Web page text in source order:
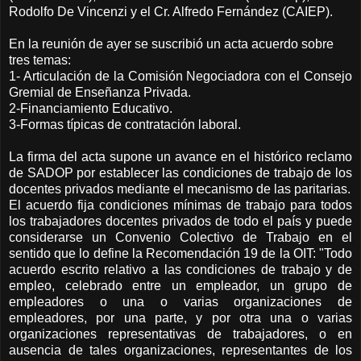
Rodolfo De Vincenzi y el Cr. Alfredo Fernández (CAIEP).
En la reunión de ayer se suscribió un acta acuerdo sobre
tres temas:
1- Articulación de la Comisión Negociadora con el Consejo
Gremial de Enseñanza Privada.
2-Financiamiento Educativo.
3-Formas típicas de contratación laboral.
La firma del acta supone un avance en el histórico reclamo
de SADOP por establecer las condiciones de trabajo de los
docentes privados mediante el mecanismo de las paritarias.
El acuerdo fija condiciones mínimas de trabajo para todos
los trabajadores docentes privados de todo el país y puede
considerarse un Convenio Colectivo de Trabajo en el
sentido que lo define la Recomendación 19 de la OIT: "Todo
acuerdo escrito relativo a las condiciones de trabajo y de
empleo, celebrado entre un empleador, un grupo de
empleadores o una o varias organizaciones de
empleadores, por una parte, y por otra una o varias
organizaciones representativas de trabajadores, o en
ausencia de tales organizaciones, representantes de los